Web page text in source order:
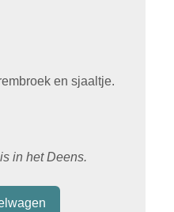
en sjaaltje.
in het Deens.